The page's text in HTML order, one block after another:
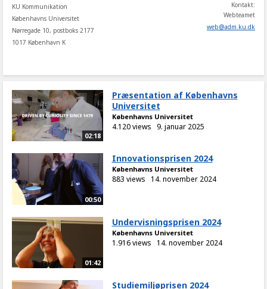
KU Kommunikation
Københavns Universitet
Nørregade 10, postboks 2177
1017 København K
Kontakt:
Webteamet
web@adm.ku.dk
02:18
Præsentation af Københavns
Universitet
Københavns Universitet
4.120 views 9. januar 2025
00:50
Innovationsprisen 2024
Københavns Universitet
883 views 14. november 2024
01:42
Undervisningsprisen 2024
Københavns Universitet
1.916 views 14. november 2024
Studiemiljøprisen 2024